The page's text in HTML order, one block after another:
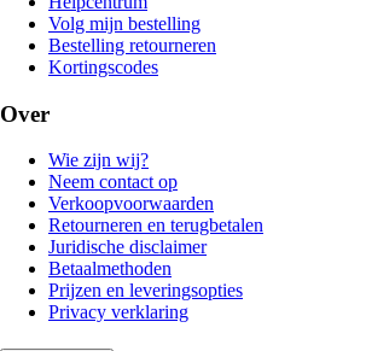
Volg mijn bestelling
Bestelling retourneren
Kortingscodes
Over
Wie zijn wij?
Neem contact op
Verkoopvoorwaarden
Retourneren en terugbetalen
Juridische disclaimer
Betaalmethoden
Prijzen en leveringsopties
Privacy verklaring